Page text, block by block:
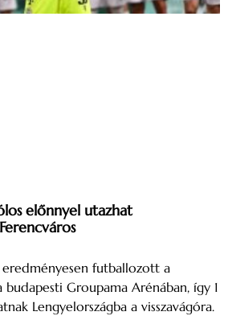
előnnyel utazhat
eredményesen futballozott a
budapesti Groupama Arénában, így 1
Lengyelországba a visszavágóra.